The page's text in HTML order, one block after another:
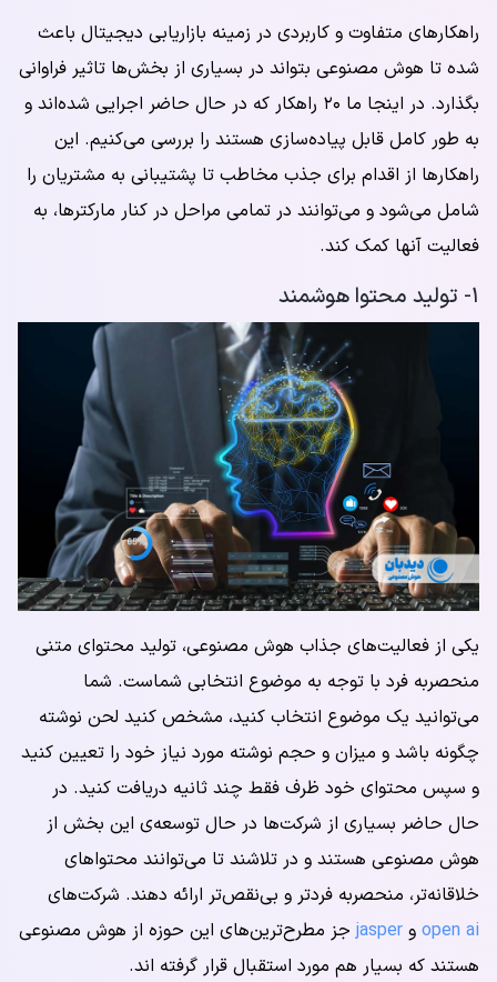
راهکارهای متفاوت و کاربردی در زمینه بازاریابی دیجیتال باعث
شده تا هوش مصنوعی بتواند در بسیاری از بخش‌ها تاثیر فراوانی
بگذارد. در اینجا ما ۲۰ راهکار که در حال حاضر اجرایی شده‌اند و
به طور کامل قابل پیاده‌سازی هستند را بررسی می‌کنیم. این
راهکارها از اقدام برای جذب مخاطب تا پشتیبانی به مشتریان را
شامل می‌شود و می‌توانند در تمامی مراحل در کنار مارکترها، به
فعالیت آنها کمک کند.
۱- تولید محتوا هوشمند
یکی از فعالیت‌های جذاب هوش مصنوعی، تولید محتوای متنی
منحصربه فرد با توجه به موضوع انتخابی شماست. شما
می‌توانید یک موضوع انتخاب کنید، مشخص کنید لحن نوشته
چگونه باشد و میزان و حجم نوشته مورد نیاز خود را تعیین کنید
و سپس محتوای خود ظرف فقط چند ثانیه دریافت کنید. در
حال حاضر بسیاری از شرکت‌ها در حال توسعه‌ی این بخش از
هوش مصنوعی هستند و در تلاشند تا می‌توانند محتواهای
خلاقانه‌تر، منحصربه فردتر و بی‌نقص‌تر ارائه دهند. شرکت‌های
open ai و jasperجز مطرح‌ترین‌های این حوزه از هوش مصنوعی
هستند که بسیار هم مورد استقبال قرار گرفته اند.